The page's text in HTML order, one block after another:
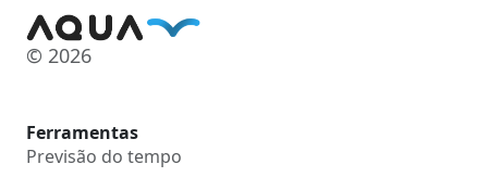
© 2026
Ferramentas
Previsão do tempo